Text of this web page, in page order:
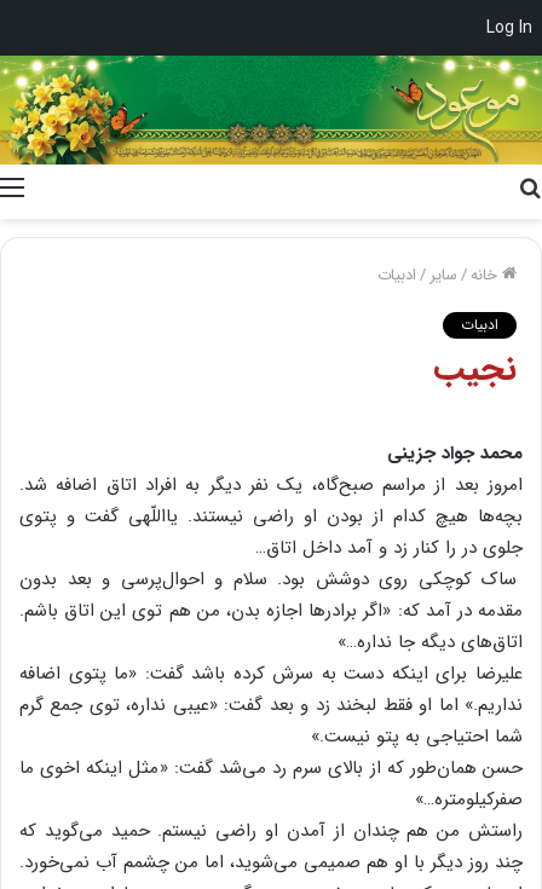
Log In
خانه/سایر /ادبیات
ادبیات
نجیب
محمد جواد جزینی
امروز بعد از مراسم صبح‌گاه، یک نفر دیگر به افراد اتاق اضافه شد.
بچه‌ها هیچ کدام از بودن او راضی نیستند. یااللّهی گفت و پتوی
جلوی در را کنار زد و آمد داخل اتاق…
ساک کوچکی روی دوشش بود. سلام و احوال‌پرسی و بعد بدون
مقدمه در آمد که: «اگر برادرها اجازه بدن، من هم توی این اتاق باشم.
اتاق‌های دیگه جا نداره…»
علیرضا برای اینکه دست به سرش کرده باشد گفت: «ما پتوی اضافه
نداریم.» اما او فقط لبخند زد و بعد گفت: «عیبی نداره، توی جمع گرم
شما احتیاجی به پتو نیست.»
حسن همان‌طور که از بالای سرم رد می‌شد گفت: «مثل اینکه اخوی ما
صفرکیلومتره…»
راستش من هم چندان از آمدن او راضی نیستم. حمید می‌گوید که
چند روز دیگر با او هم صمیمی می‌شوید، اما من چشمم آب نمی‌خورد.